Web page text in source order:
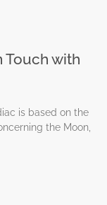
Touch with
is based on the
the Moon,